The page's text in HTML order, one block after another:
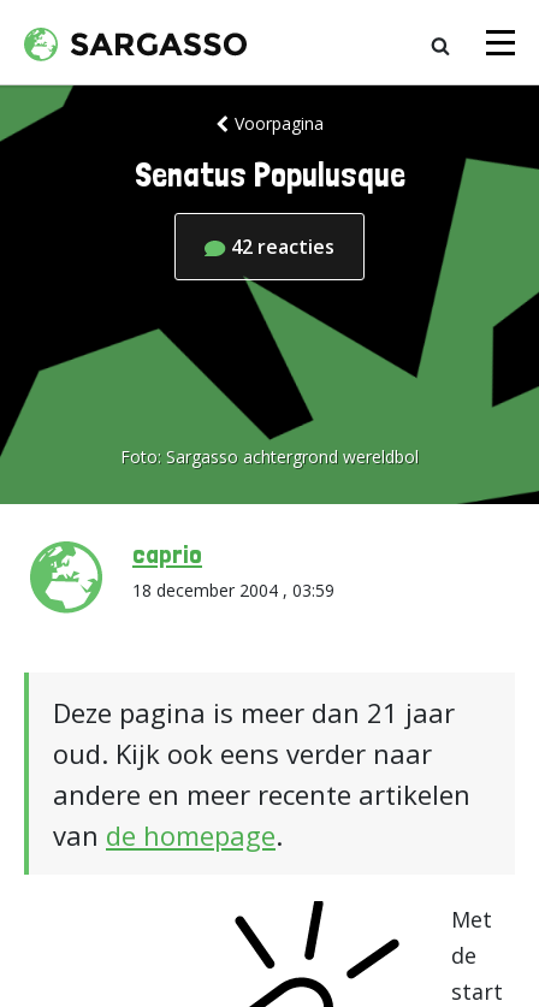
Voorpagina
Senatus Populusque
42 reacties
Foto: Sargasso achtergrond wereldbol
caprio
18 december 2004 , 03:59
Deze pagina is meer dan 21 jaar
oud. Kijk ook eens verder naar
andere en meer recente artikelen
van de homepage.
Met
de
start